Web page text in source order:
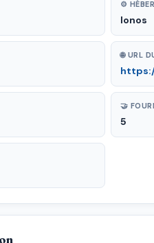
⚙
Ionos
🌐 URL
🤝
5